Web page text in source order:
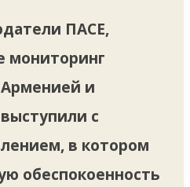
ПАСЕ,
мониторинг
и
с
в котором
обеспокоенность